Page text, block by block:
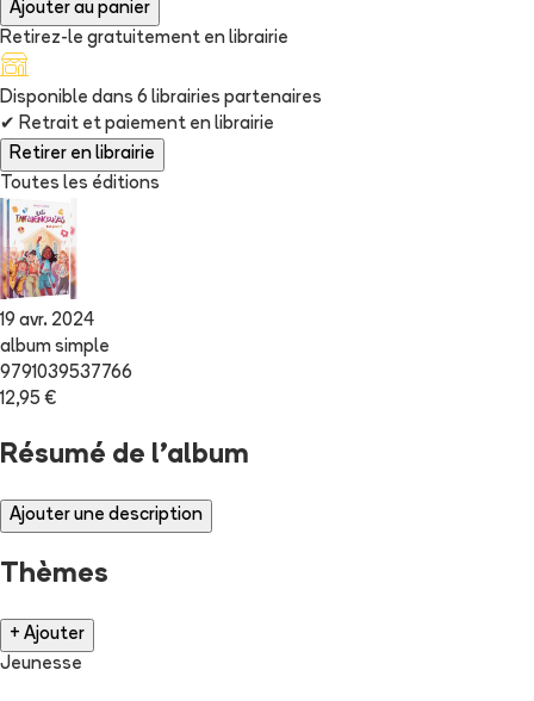
Ajouter au panier
Retirez-le gratuitement en librairie
Disponible dans 6 librairies partenaires
✔ Retrait et paiement en librairie
Retirer en librairie
Toutes les éditions
19 avr. 2024
album simple
9791039537766
12,95 €
Résumé de l'album
Ajouter une description
Thèmes
+ Ajouter
Jeunesse